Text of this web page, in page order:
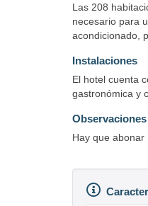
Las 208
necesario para
acondicionado,
Instalaciones
El hotel cuenta
gastronómica y
Observaciones
Hay que